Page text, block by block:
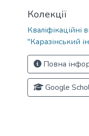
Колекції
Кваліфікаційні
"Каразінський
Повна
Google